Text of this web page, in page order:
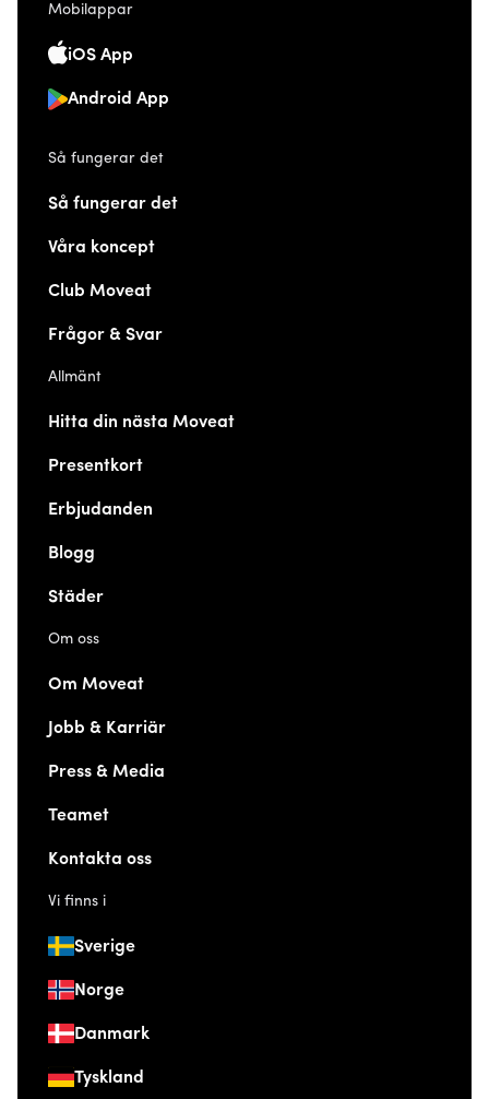
Mobilappar
iOS App
Android App
Så fungerar det
Så fungerar det
Våra koncept
Club Moveat
Frågor & Svar
Allmänt
Hitta din nästa Moveat
Presentkort
Erbjudanden
Blogg
Städer
Om oss
Om Moveat
Jobb & Karriär
Press & Media
Teamet
Kontakta oss
Vi finns i
Sverige
Norge
Danmark
Tyskland